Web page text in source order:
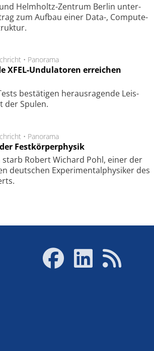
Helm­holtz-Zen­trum Ber­lin un­ter­
zum Auf­bau einer Data-, Compute-
• Panorama
XFEL-Undulatoren erreichen
be­stä­ti­gen he­raus­ra­gen­de Leis­
der Spu­len.
• Panorama
Festkörperphysik
starb Robert Wichard Pohl, einer der
deutschen Experimentalphysiker des